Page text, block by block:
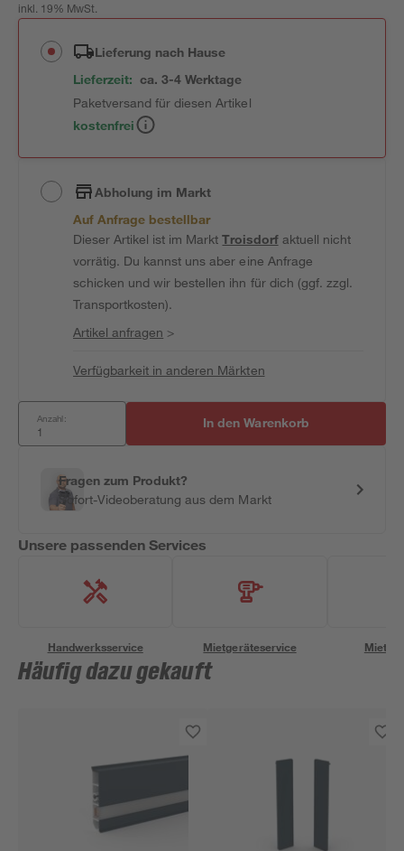
inkl. 19% MwSt.
Lieferung nach Hause
Lieferzeit: ca. 3-4 Werktage
Paketversand für diesen Artikel
kostenfrei
Abholung im Markt
Auf Anfrage bestellbar
Dieser Artikel ist im MarktTroisdorfaktuell nicht
vorrätig. Du kannst uns aber eine Anfrage
schicken und wir bestellen ihn für dich (ggf. zzgl.
Transportkosten).
Artikel anfragen >
Verfügbarkeit in anderen Märkten
Anzahl: In den Warenkorb
Fragen zum Produkt?
Sofort-Videoberatung aus dem Markt
Unsere passenden Services
Handwerksservice Mietgeräteservice
Häufig dazu gekauft